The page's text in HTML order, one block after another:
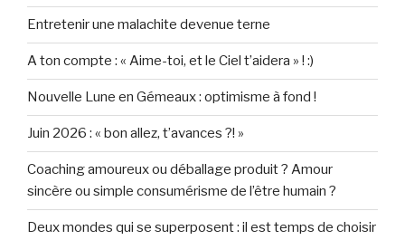
Entretenir une malachite devenue terne
A ton compte : « Aime-toi, et le Ciel t’aidera » ! :)
Nouvelle Lune en Gémeaux : optimisme à fond !
Juin 2026 : « bon allez, t’avances ?! »
Coaching amoureux ou déballage produit ? Amour
sincère ou simple consumérisme de l’être humain ?
Deux mondes qui se superposent : il est temps de choisir